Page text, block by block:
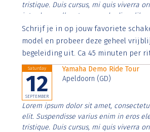
tristique. Duis cursus, mi quis viverra
interdum nulla, ut commodo diam
Aenean faucibus nibh et justo cursus id
imperdiet. Nunc ut sem vitae risus
Schrijf je in op jouw favoriete
model en probeer deze geheel
begeleiding uit. Ca 45 minuten per
Saturday
12
SEPTEMBER
Yamaha Demo Ride Tour
Apeldoorn (GD)
Lorem ipsum dolor sit amet,
elit. Suspendisse varius enim in eros
tristique. Duis cursus, mi quis viverra